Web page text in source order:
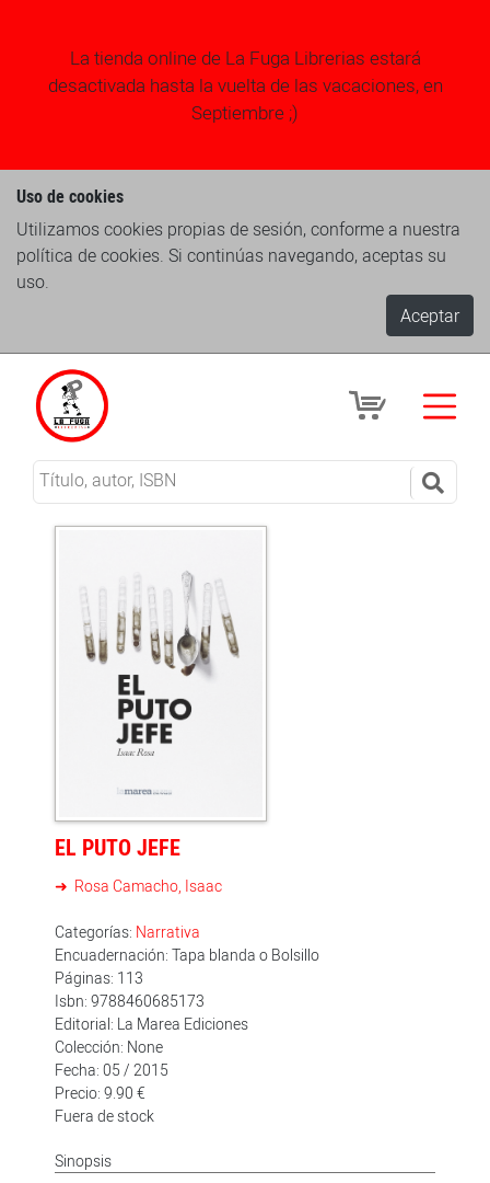
La tienda online de La Fuga Librerias estará
desactivada hasta la vuelta de las vacaciones, en
Septiembre ;)
Uso de cookies
Utilizamos cookies propias de sesión, conforme a nuestra
política de cookies. Si continúas navegando, aceptas su
uso.
Aceptar
EL PUTO JEFE
Rosa Camacho, Isaac
Categorías: Narrativa
Encuadernación: Tapa blanda o Bolsillo
Páginas: 113
Isbn: 9788460685173
Editorial: La Marea Ediciones
Colección: None
Fecha: 05 / 2015
Precio: 9.90 €
Fuera de stock
Sinopsis